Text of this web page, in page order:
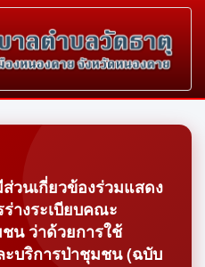
วนเกี่ยวข้องร่วมแสดง
างระเบียบคณะ
น ว่าด้วยการใช้
บริการป่าชุมชน (ฉบับ